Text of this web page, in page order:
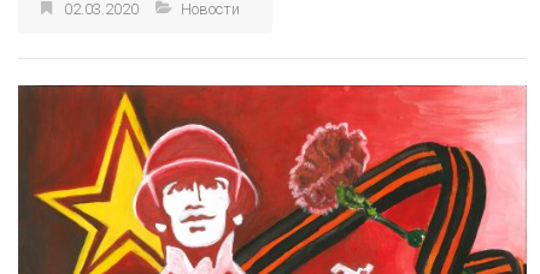
02.03.2020 Новости